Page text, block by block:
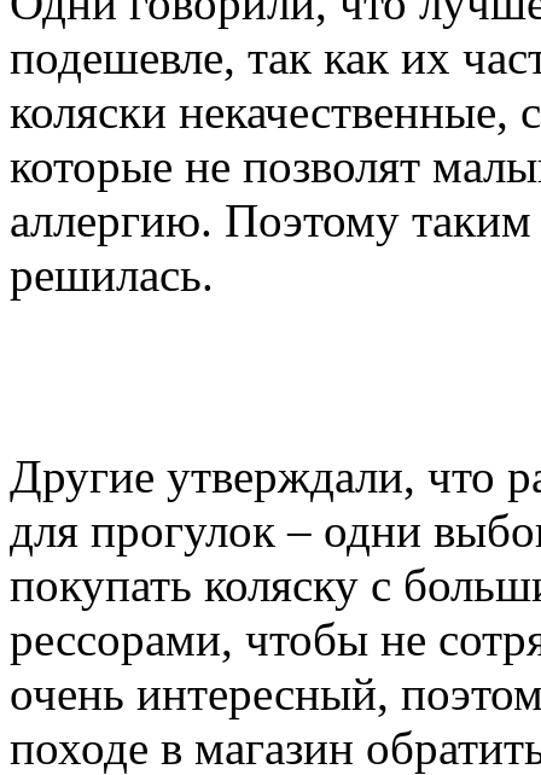
подешевле, так как их
коляски некачественные,
которые не позволят
аллергию. Поэтому таким
решилась.
Другие утверждали, что
для прогулок – одни
покупать коляску с
рессорами, чтобы не
очень интересный,
походе в магазин